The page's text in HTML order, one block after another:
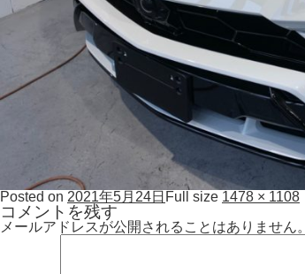
Posted on 2021年5月24日 Full size 1478 × 1108
コメントを残す
メールアドレスが公開されることはありません。